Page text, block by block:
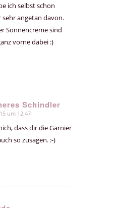
ich selbst schon
angetan davon.
Sonnencreme sind
vorne dabei :)
Schindler
um 12:47
dass dir die Garnier
so zusagen. :-)